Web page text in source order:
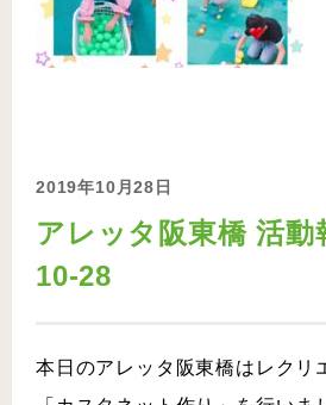
2019年10月28日
アレッタ阪東橋 活動
10-28
本日のアレッタ阪東橋はレクリ